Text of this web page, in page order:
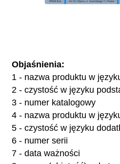
Objaśnienia:
1 - nazwa produktu w
2 - czystość w języku
3 - numer katalogowy
4 - nazwa produktu w
5 - czystość w języku
6 - numer serii
7 - data ważności